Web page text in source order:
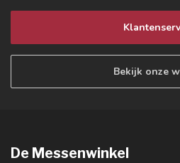
Bekijk onze
De Messenwinkel